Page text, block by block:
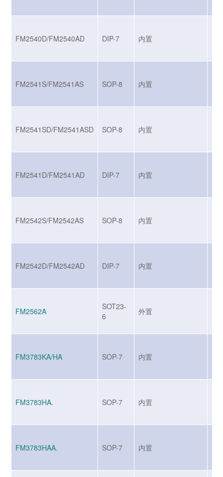
FM2540D/FM2540AD DIP-7 内置
FM2541S/FM2541AS SOP-8 内置
FM2541SD/FM2541ASD SOP-8 内置
FM2541D/FM2541AD DIP-7 内置
FM2542S/FM2542AS SOP-8 内置
FM2542D/FM2542AD DIP-7 内置
FM2562A
SOT23-
6
外置
FM3783KA/HA SOP-7 内置
FM3783HA. SOP-7 内置
FM3783HAA. SOP-7 内置